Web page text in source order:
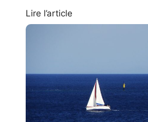
Lire l’article